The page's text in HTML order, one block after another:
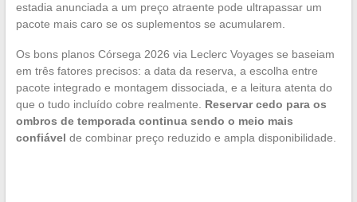
estadia anunciada a um preço atraente pode ultrapassar um
pacote mais caro se os suplementos se acumularem.
Os bons planos Córsega 2026 via Leclerc Voyages se baseiam
em três fatores precisos: a data da reserva, a escolha entre
pacote integrado e montagem dissociada, e a leitura atenta do
que o tudo incluído cobre realmente. Reservar cedo para os
ombros de temporada continua sendo o meio mais
confiável de combinar preço reduzido e ampla disponibilidade.